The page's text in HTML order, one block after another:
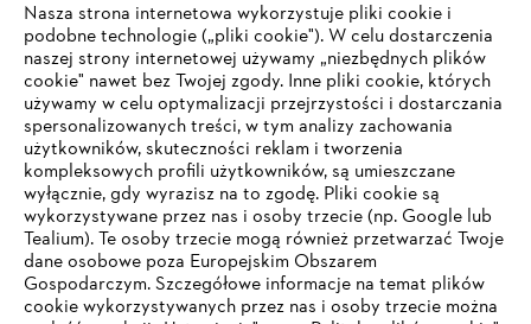
Nasza strona internetowa wykorzystuje pliki cookie i
podobne technologie („pliki cookie"). W celu dostarczenia
naszej strony internetowej używamy „niezbędnych plików
cookie" nawet bez Twojej zgody. Inne pliki cookie, których
używamy w celu optymalizacji przejrzystości i dostarczania
spersonalizowanych treści, w tym analizy zachowania
użytkowników, skuteczności reklam i tworzenia
kompleksowych profili użytkowników, są umieszczane
wyłącznie, gdy wyrazisz na to zgodę. Pliki cookie są
wykorzystywane przez nas i osoby trzecie (np. Google lub
Tealium). Te osoby trzecie mogą również przetwarzać Twoje
dane osobowe poza Europejskim Obszarem
Gospodarczym. Szczegółowe informacje na temat plików
cookie wykorzystywanych przez nas i osoby trzecie można